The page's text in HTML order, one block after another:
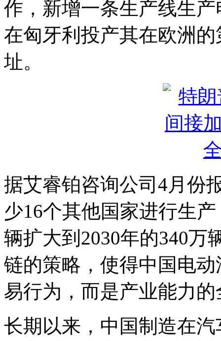
作，新增一条生产线生
在匈牙利投产其在欧洲
址。
据艾睿铂咨询公司4月份
少16个其他国家进行生
辆扩大到2030年的340万
链的策略，使得中国电
易行为，而是产业能力
长期以来，中国制造在